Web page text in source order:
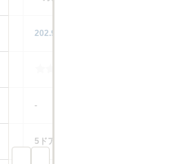
202.9万円
-
5ドア